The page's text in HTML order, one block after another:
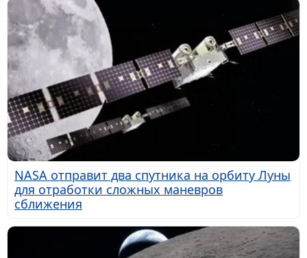
NASA отправит два спутника на орбиту Луны
для отработки сложных маневров
сближения